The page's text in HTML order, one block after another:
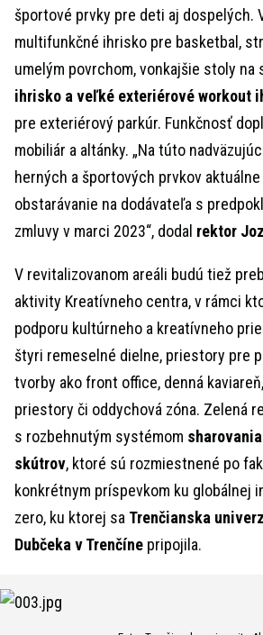
športové prvky pre deti aj dospelých.
multifunkčné ihrisko pre basketbal,
umelým povrchom, vonkajšie stoly na
ihrisko a veľké exteriérové workout
pre exteriérový parkúr. Funkčnosť
mobiliár a altánky. „Na túto
herných a športových prvkov
obstarávanie na dodávateľa s
zmluvy v marci 2023“, dodal rektor
V revitalizovanom areáli budú tiež
aktivity Kreatívneho centra, v rámci
podporu kultúrneho a kreatívneho
štyri remeselné dielne, priestory pre
tvorby ako front office, denná
priestory či oddychová zóna. Zelená
s rozbehnutým systémom
skútrov, ktoré sú rozmiestnené po
konkrétnym príspevkom ku globálnej
zero, ku ktorej sa Trenčianska
Dubčeka v Trenčíne pripojila.